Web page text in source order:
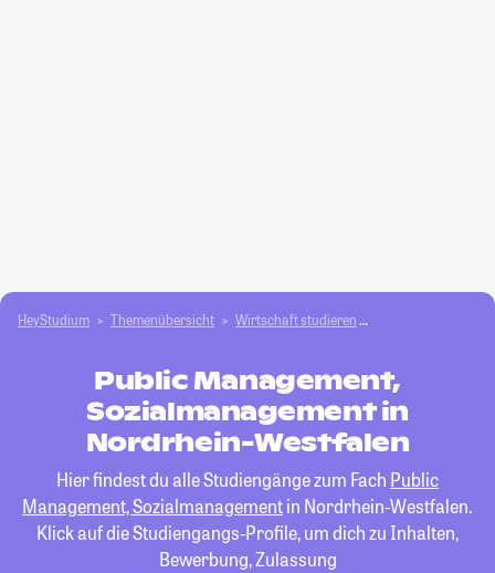
HeyStudium Themenübersicht Wirtschaft studieren
Public Management,
Sozialmanagement in
Nordrhein-Westfalen
Hier findest du alle Studiengänge zum Fach Public
Management, Sozialmanagementin Nordrhein-Westfalen.
Klick auf die Studiengangs-Profile, um dich zu Inhalten,
Bewerbung, Zulassung